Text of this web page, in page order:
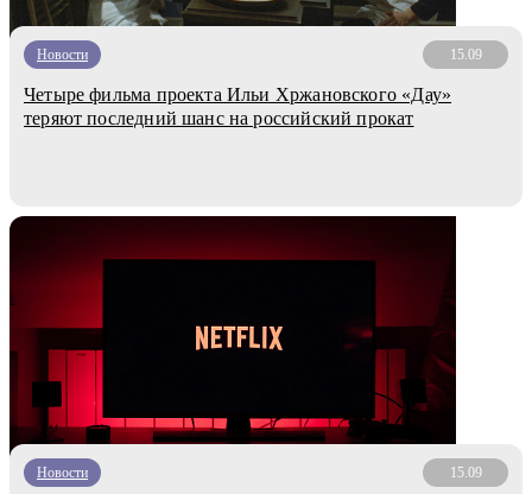
Новости 15.09
Четыре фильма проекта Ильи Хржановского «Дау»
теряют последний шанс на российский прокат
Новости 15.09